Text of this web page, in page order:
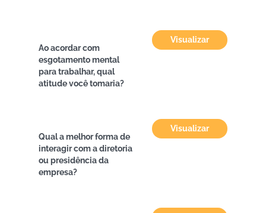
Ao acordar com
esgotamento mental
para trabalhar, qual
atitude você tomaria?
Visualizar
Qual a melhor forma de
interagir com a diretoria
ou presidência da
empresa?
Visualizar